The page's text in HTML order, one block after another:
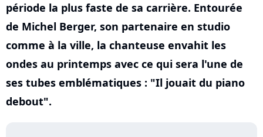
période la plus faste de sa carrière. Entourée
de Michel Berger, son partenaire en studio
comme à la ville, la chanteuse envahit les
ondes au printemps avec ce qui sera l'une de
ses tubes emblématiques : "Il jouait du piano
debout".